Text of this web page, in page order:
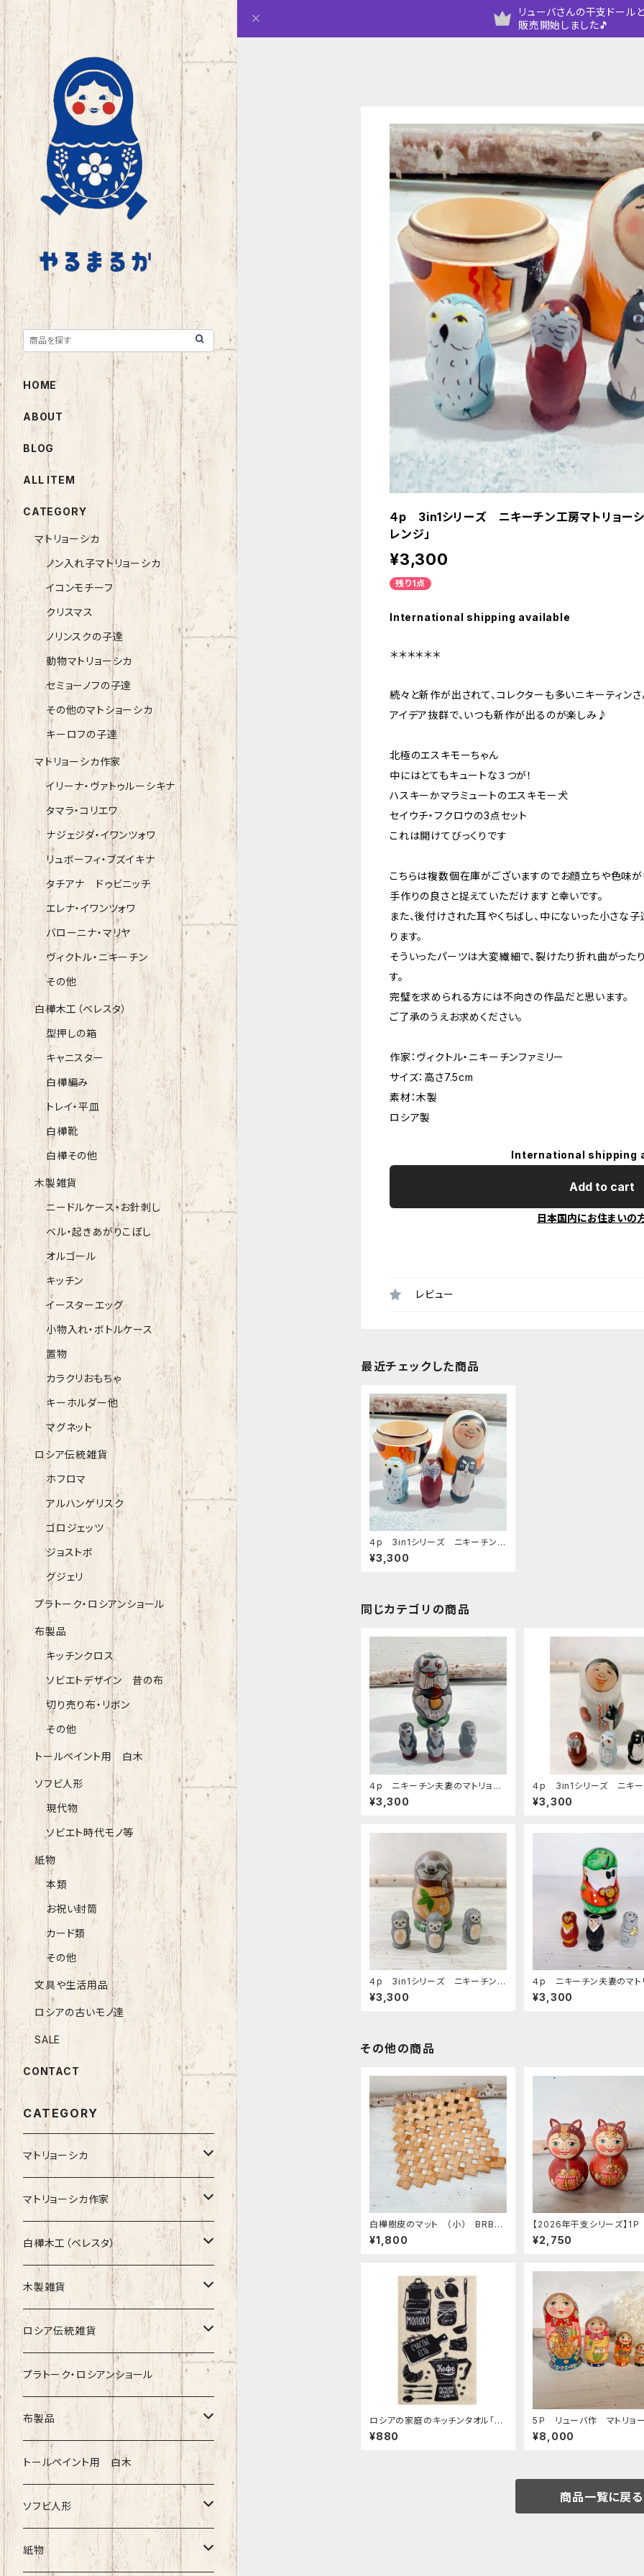
リューバさんの干支ドール
販売開始しました🎵
４p 3in1シリーズ ニキーチン工房マトリョーシ
レンジ」
¥3,300
残り1点
International shipping available
＊＊＊＊＊＊
続々と新作が出されて、コレクターも多いニキーティン
アイデア抜群で、いつも新作が出るのが楽しみ♪
北極のエスキモーちゃん
中にはとてもキュートな３つが！
ハスキーかマラミュートのエスキモー犬
セイウチ・フクロウの3点セット
これは開けてびっくりです
こちらは複数個在庫がございますのでお顔立ちや色味が
手作りの良さと捉えていただけますと幸いです。
また、後付けされた耳やくちばし、中にないった小さな
ります。
そういったパーツは大変繊細で、裂けたり折れ曲がった
す。
完璧を求められる方には不向きの作品だと思います。
ご了承のうえお求めください。
作家：ヴィクトル・ニキーチンファミリー
サイズ：高さ7.5cm
素材：木製
ロシア製
International shipping
Add to cart
日本国内にお住まいの
レビュー
最近チェックした商品
４p 3in1シリーズ ニキーチン工
房マトリョーシカ 「エスキモー・イ
ヌイット/オレンジ」
¥3,300
同じカテゴリの商品
４p ニキーチン夫妻のマトリョー
シカ 「はりねずみ」
¥3,300
４p 3in1シリーズ ニキー
房マトリョーシカ 「エスキ
ヌイット/グレイ」
¥3,300
４p 3in1シリーズ ニキーチン工
房マトリョーシカ 「なまけもの」
¥3,300
４p ニキーチン夫妻のマト
シカ 「ワニのゲーナ」
¥3,300
その他の商品
白樺樹皮のマット （小） BRB0
7
¥1,800
【2026年干支シリーズ】1
ーバ作 お馬ちゃん人形 B
ゼント」
¥2,750
ロシアの家庭のキッチンタオル「mi
lk and coffee」ZZ238
¥880
5Ｐ リューバ作 マトリョ
カ 「フルーツバスケット
1.5ｃｍ MTRy004
¥8,000
商品一覧に戻る
HOME
ABOUT
BLOG
ALL ITEM
CATEGORY
マトリョーシカ
ノン入れ子マトリョーシカ
イコンモチーフ
クリスマス
ノリンスクの子達
動物マトリョーシカ
セミョーノフの子達
その他のマトショーシカ
キーロフの子達
マトリョーシカ作家
イリーナ・ヴァトゥルーシキナ
タマラ・コリエワ
ナジェジダ・イワンツォワ
リュボーフィ・ブズイキナ
タチアナ ドゥビニッチ
エレナ・イワンツォワ
バローニナ・マリヤ
ヴィクトル・ニキーチン
その他
白樺木工（ベレスタ）
型押しの箱
キャニスター
白樺編み
トレイ・平皿
白樺靴
白樺その他
木製雑貨
ニードルケース・お針刺し
ベル・起きあがりこぼし
オルゴール
キッチン
イースターエッグ
小物入れ・ボトルケース
置物
カラクリおもちゃ
キーホルダー他
マグネット
ロシア伝統雑貨
ホフロマ
アルハンゲリスク
ゴロジェッツ
ジョストボ
グジェリ
プラトーク・ロシアンショール
布製品
キッチンクロス
ソビエトデザイン 昔の布
切り売り布・リボン
その他
トールペイント用 白木
ソフビ人形
現代物
ソビエト時代モノ等
紙物
本類
お祝い封筒
カード類
その他
文具や生活用品
ロシアの古いモノ達
SALE
CONTACT
CATEGORY
マトリョーシカ
ノン入れ子マトリョーシカ
イコンモチーフ
クリスマス
ノリンスクの子達
動物マトリョーシカ
セミョーノフの子達
その他のマトショーシカ
キーロフの子達
マトリョーシカ作家
イリーナ・ヴァトゥルーシキナ
タマラ・コリエワ
ナジェジダ・イワンツォワ
リュボーフィ・ブズイキナ
タチアナ ドゥビニッチ
エレナ・イワンツォワ
バローニナ・マリヤ
ヴィクトル・ニキーチン
白樺木工（ベレスタ）
型押しの箱
キャニスター
白樺編み
トレイ・平皿
白樺靴
白樺その他
木製雑貨
ニードルケース・お針刺し
ベル・起きあがりこぼし
オルゴール
キッチン
イースターエッグ
小物入れ・ボトルケース
ロシア伝統雑貨
ホフロマ
アルハンゲリスク
ゴロジェッツ
ジョストボ
グジェリ
プラトーク・ロシアンショール
布製品
キッチンクロス
ソビエトデザイン 昔の布
切り売り布・リボン
トールペイント用 白木
ソフビ人形
現代物
紙物